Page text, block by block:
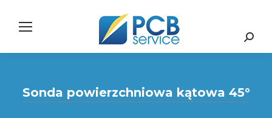
Search:
Sonda powierzchniowa kątowa 45°